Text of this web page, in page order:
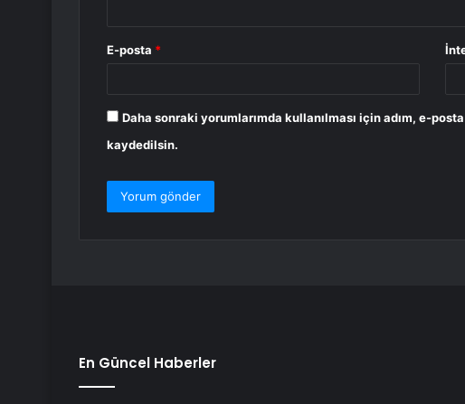
E-posta *
Daha sonraki yorumlarımda kullanılması için adım, e-
kaydedilsin.
En Güncel Haberler